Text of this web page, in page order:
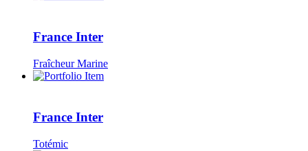
France Inter
Fraîcheur Marine
France Inter
Totémic